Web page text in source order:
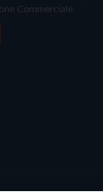
Commerciale